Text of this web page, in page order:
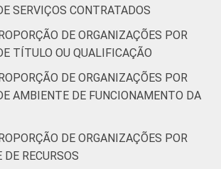
assistência
social
13
Outros 23
Respostas estimuladas. Dados
entre outubro de 2013 e abril de
SERVIÇOS CONTRATADOS
DE ORGANIZAÇÕES POR
TÍTULO OU QUALIFICAÇÃO
DE ORGANIZAÇÕES POR
AMBIENTE DE FUNCIONAMENTO DA
DE ORGANIZAÇÕES POR
DE RECURSOS